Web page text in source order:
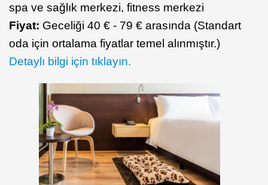
spa ve sağlık merkezi, fitness merkezi
Fiyat: Geceliği 40 € - 79 € arasında (Standart
oda için ortalama fiyatlar temel alınmıştır.)
Detaylı bilgi için tıklayın.